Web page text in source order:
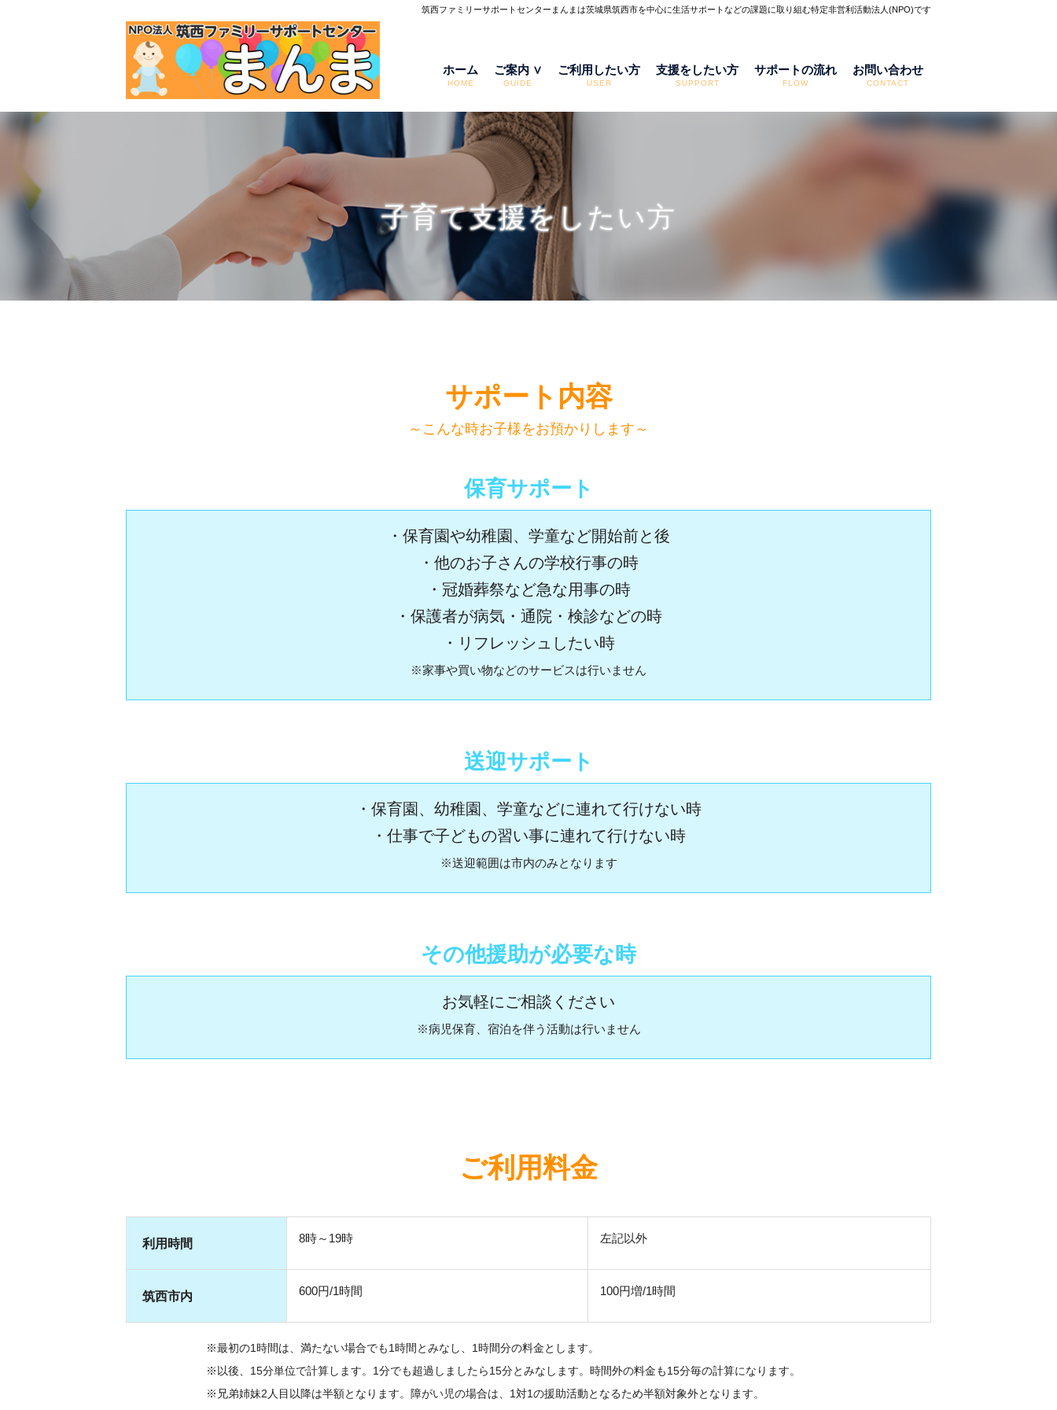
筑西ファミリーサポートセンターまんまは茨城県筑西市を中心に生活サポートなどの課題に取り組む特定非営利活動法人(NPO)です
ホーム
HOME
ご案内 ∨
GUIDE
ご利用したい方
USER
支援をしたい方
SUPPORT
サポートの流れ
FLOW
お問い合わせ
CONTACT
子育て支援をしたい方
子育て支援をしたい方
サポート内容
～こんな時お子様をお預かりします～
保育サポート
・保育園や幼稚園、学童など開始前と後
・他のお子さんの学校行事の時
・冠婚葬祭など急な用事の時
・保護者が病気・通院・検診などの時
・リフレッシュしたい時
※家事や買い物などのサービスは行いません
送迎サポート
・保育園、幼稚園、学童などに連れて行けない時
・仕事で子どもの習い事に連れて行けない時
※送迎範囲は市内のみとなります
その他援助が必要な時
お気軽にご相談ください
※病児保育、宿泊を伴う活動は行いません
ご利用料金
利用時間 8時～19時 左記以外
筑西市内 600円/1時間 100円増/1時間
※最初の1時間は、満たない場合でも1時間とみなし、1時間分の料金とします。
※以後、15分単位で計算します。1分でも超過しましたら15分とみなします。時間外の料金も15分毎の計算になります。
※兄弟姉妹2人目以降は半額となります。障がい児の場合は、1対1の援助活動となるため半額対象外となります。